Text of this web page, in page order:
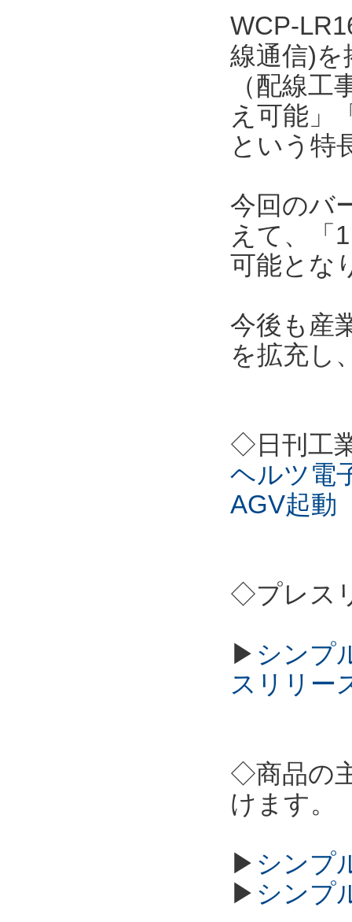
WCP-
線通信)を
（配線
え可能」
という特
今回のバ
えて、「
可能とな
今後も産
を拡充し
◇日刊工
ヘルツ電
AGV起動
◇プレス
▶ シンプ
スリリー
◇商品の
けます。
▶ シンプ
▶ シンプ